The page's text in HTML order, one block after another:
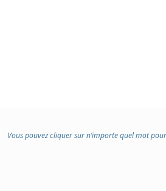
Vous pouvez cliquer sur n’importe quel mot